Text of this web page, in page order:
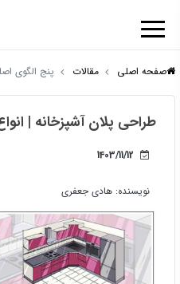
صفحه اصلی مقالات پنج الگوی
طراحی پلان آشپزخانه |
1403/11/12
نویسنده: هادی جعفری